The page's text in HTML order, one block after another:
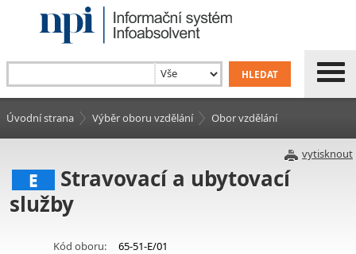
Úvodní strana Výběr oboru vzdělání Obor vzdělání
vytisknout
E
Stravovací a ubytovací
služby
Kód oboru:
65-51-E/01